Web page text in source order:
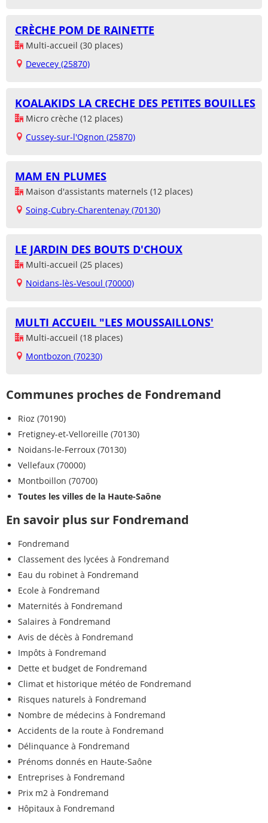
CRÈCHE POM DE RAINETTE
Multi-accueil (30 places)
Devecey (25870)
KOALAKIDS LA CRECHE DES PETITES BOUILLES
Micro crèche (12 places)
Cussey-sur-l'Ognon (25870)
MAM EN PLUMES
Maison d'assistants maternels (12 places)
Soing-Cubry-Charentenay (70130)
LE JARDIN DES BOUTS D'CHOUX
Multi-accueil (25 places)
Noidans-lès-Vesoul (70000)
MULTI ACCUEIL "LES MOUSSAILLONS'
Multi-accueil (18 places)
Montbozon (70230)
Communes proches de Fondremand
Rioz (70190)
Fretigney-et-Velloreille (70130)
Noidans-le-Ferroux (70130)
Vellefaux (70000)
Montboillon (70700)
Toutes les villes de la Haute-Saône
En savoir plus sur Fondremand
Fondremand
Classement des lycées à Fondremand
Eau du robinet à Fondremand
Ecole à Fondremand
Maternités à Fondremand
Salaires à Fondremand
Avis de décès à Fondremand
Impôts à Fondremand
Dette et budget de Fondremand
Climat et historique météo de Fondremand
Risques naturels à Fondremand
Nombre de médecins à Fondremand
Accidents de la route à Fondremand
Délinquance à Fondremand
Prénoms donnés en Haute-Saône
Entreprises à Fondremand
Prix m2 à Fondremand
Hôpitaux à Fondremand